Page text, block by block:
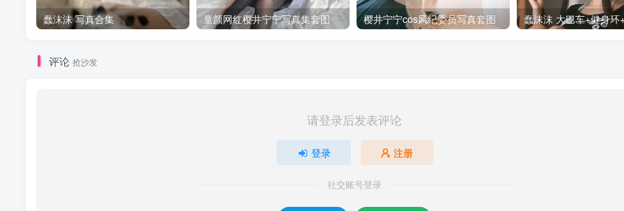
蠢沫沫 写真合集 童颜网红樱井宁宁写真集套图 樱井宁宁cos风纪委员写真套图
评论 抢沙发
请登录后发表评论
登录 注册
社交账号登录